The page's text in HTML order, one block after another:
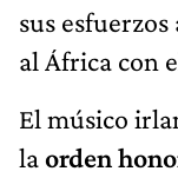
sus
al África con
El músico
laorden